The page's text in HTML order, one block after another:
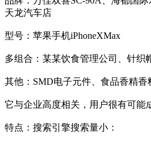
天龙汽车店
型号：苹果手机iPhoneXMax
多组合：某某饮食管理公司、针织
其他：SMD电子元件、食品香精香
它与企业高度相关，用户很有可能
特点：搜索引擎搜索量小：